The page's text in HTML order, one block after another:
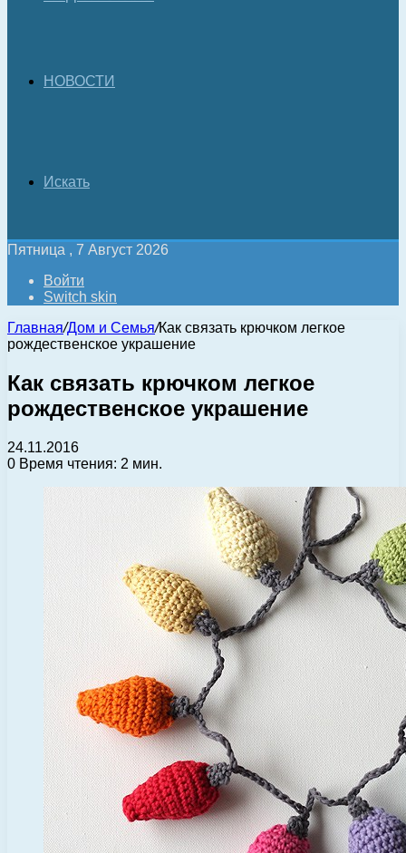
НОВОСТИ
Искать
Пятница , 7 Август 2026
Войти
Switch skin
Главная/Дом и Семья/Как связать крючком легкое
рождественское украшение
Как связать крючком легкое
рождественское украшение
24.11.2016
0 Время чтения: 2 мин.